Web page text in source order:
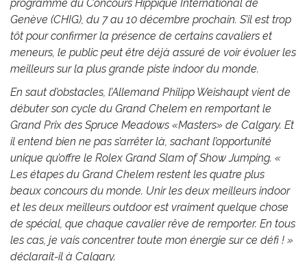
programme du Concours Hippique International de
Genève (CHIG), du 7 au 10 décembre prochain. S’il est trop
tôt pour confirmer la présence de certains cavaliers et
meneurs, le public peut être déjà assuré de voir évoluer les
meilleurs sur la plus grande piste indoor du monde.
En saut d’obstacles, l’Allemand Philipp Weishaupt vient de
débuter son cycle du Grand Chelem en remportant le
Grand Prix des Spruce Meadows «Masters» de Calgary. Et
il entend bien ne pas s’arrêter là, sachant l’opportunité
unique qu’offre le Rolex Grand Slam of Show Jumping. «
Les étapes du Grand Chelem restent les quatre plus
beaux concours du monde. Unir les deux meilleurs indoor
et les deux meilleurs outdoor est vraiment quelque chose
de spécial, que chaque cavalier rêve de remporter. En tous
les cas, je vais concentrer toute mon énergie sur ce défi ! »
déclarait-il à Calgary.